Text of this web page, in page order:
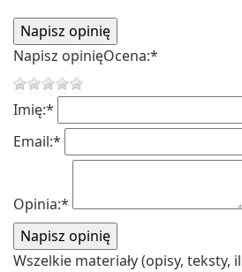
Napisz opinięOcena:*
Imię:*
Email:*
Opinia:*
Wszelkie materiały (opisy, teksty,